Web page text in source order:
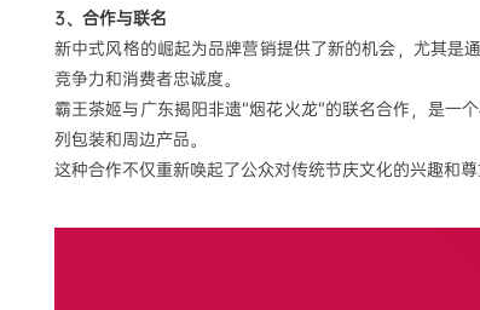
3、合作与联名
新中式风格的崛起为品牌营销提供了新的机会，尤其是
竞争力和消费者忠诚度。
霸王茶姬与广东揭阳非遗“烟花火龙”的联名合作，是一
列包装和周边产品。
这种合作不仅重新唤起了公众对传统节庆文化的兴趣和